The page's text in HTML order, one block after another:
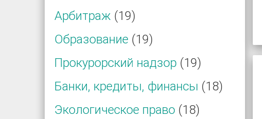
Арбитраж (19)
Образование (19)
Прокурорский надзор (19)
Банки, кредиты, финансы (18)
Экологическое право (18)